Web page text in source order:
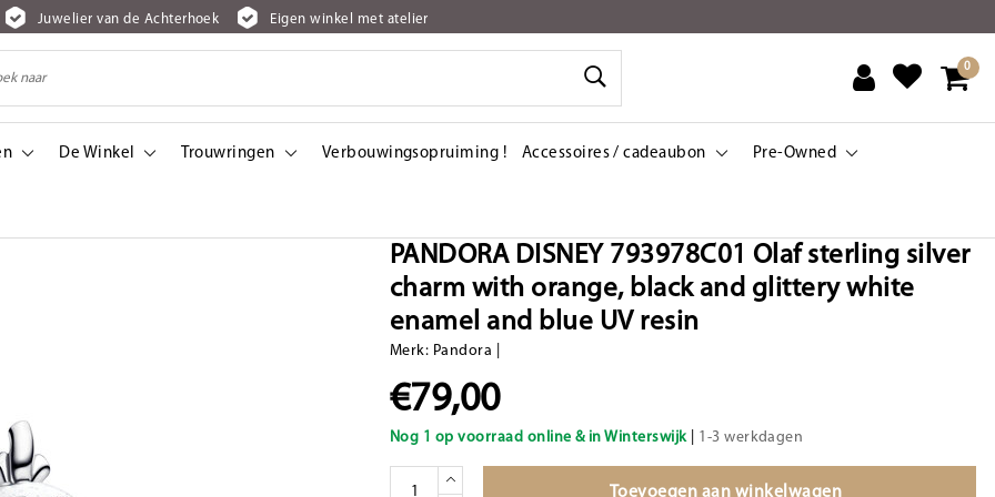
Juwelier van de Achterhoek Eigen winkel met atelier
0
De Winkel Trouwringen Verbouwingsopruiming ! Accessoires / cadeaubon Pre-Owned
PANDORA DISNEY 793978C01 Olaf sterling silver
charm with orange, black and glittery white
enamel and blue UV resin
Merk: Pandora
€79,00
Nog 1 op voorraad online & in Winterswijk| 1-3 werkdagen
Toevoegen aan winkelwagen